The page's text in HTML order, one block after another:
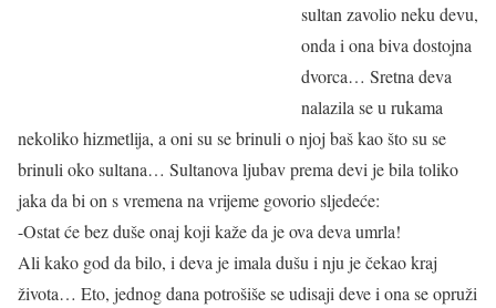
sultan zavolio neku devu,
onda i ona biva dostojna
dvorca… Sretna deva
nalazila se u rukama
nekoliko hizmetlija, a oni su se brinuli o njoj baš kao što su se
brinuli oko sultana… Sultanova ljubav prema devi je bila toliko
jaka da bi on s vremena na vrijeme govorio sljedeće:
-Ostat će bez duše onaj koji kaže da je ova deva umrla!
Ali kako god da bilo, i deva je imala dušu i nju je čekao kraj
života… Eto, jednog dana potrošiše se udisaji deve i ona se opruži